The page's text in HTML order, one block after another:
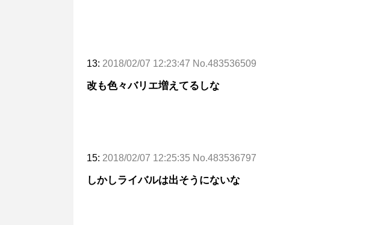
13: 2018/02/07 12:23:47 No.483536509
改も色々バリエ増えてるしな
15: 2018/02/07 12:25:35 No.483536797
しかしライバルは出そうにないな